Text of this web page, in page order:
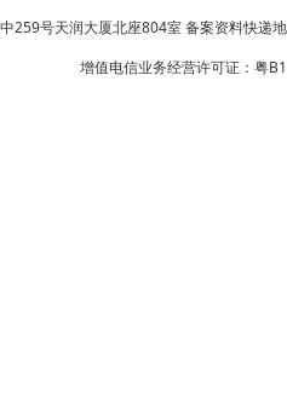
259号天润大厦北座804室 备案资料快
增值电信业务经营许可证：粤